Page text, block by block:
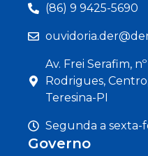
(86) 9 9425-5690
Av. Frei Serafim,
Rodrigues,
Teresina-PI
Segunda a sexta-
Governo